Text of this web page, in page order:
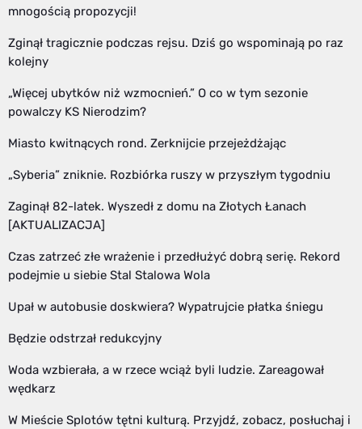
mnogością propozycji!
Zginął tragicznie podczas rejsu. Dziś go wspominają po raz
kolejny
„Więcej ubytków niż wzmocnień.” O co w tym sezonie
powalczy KS Nierodzim?
Miasto kwitnących rond. Zerknijcie przejeżdżając
„Syberia” zniknie. Rozbiórka ruszy w przyszłym tygodniu
Zaginął 82-latek. Wyszedł z domu na Złotych Łanach
[AKTUALIZACJA]
Czas zatrzeć złe wrażenie i przedłużyć dobrą serię. Rekord
podejmie u siebie Stal Stalowa Wola
Upał w autobusie doskwiera? Wypatrujcie płatka śniegu
Będzie odstrzał redukcyjny
Woda wzbierała, a w rzece wciąż byli ludzie. Zareagował
wędkarz
W Mieście Splotów tętni kulturą. Przyjdź, zobacz, posłuchaj i